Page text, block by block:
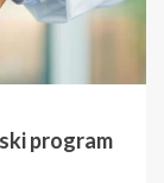
program